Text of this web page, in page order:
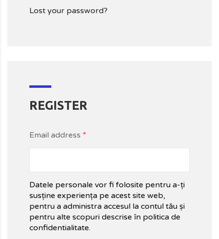
Lost your password?
REGISTER
Email address *
Datele personale vor fi folosite pentru a-ți
susține experiența pe acest site web,
pentru a administra accesul la contul tău și
pentru alte scopuri descrise în politica de
confidentialitate.